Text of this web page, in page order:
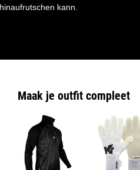
kann.
Maak je outfit compleet